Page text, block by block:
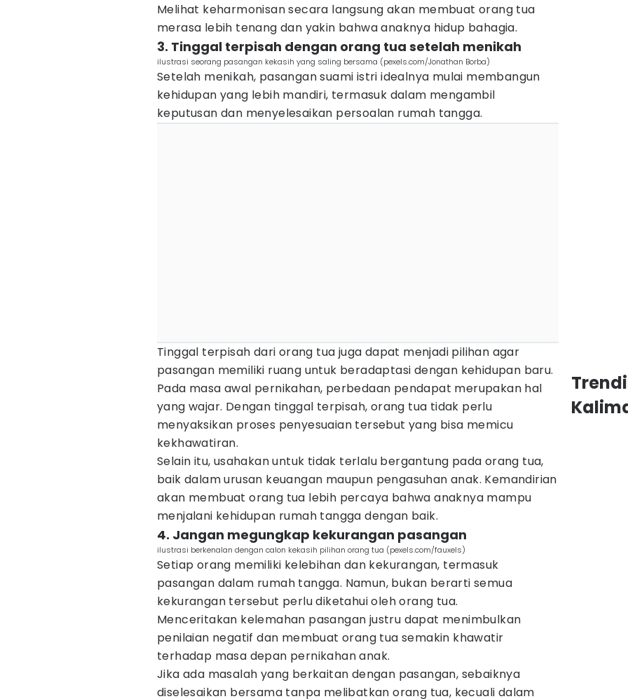
Melihat keharmonisan secara langsung akan membuat orang tua
merasa lebih tenang dan yakin bahwa anaknya hidup bahagia.
3. Tinggal terpisah dengan orang tua setelah menikah
ilustrasi seorang pasangan kekasih yang saling bersama (pexels.com/Jonathan Borba)
Setelah menikah, pasangan suami istri idealnya mulai membangun
kehidupan yang lebih mandiri, termasuk dalam mengambil
keputusan dan menyelesaikan persoalan rumah tangga.
Tinggal terpisah dari orang tua juga dapat menjadi pilihan agar
pasangan memiliki ruang untuk beradaptasi dengan kehidupan baru.
Pada masa awal pernikahan, perbedaan pendapat merupakan hal
yang wajar. Dengan tinggal terpisah, orang tua tidak perlu
menyaksikan proses penyesuaian tersebut yang bisa memicu
kekhawatiran.
Selain itu, usahakan untuk tidak terlalu bergantung pada orang tua,
baik dalam urusan keuangan maupun pengasuhan anak. Kemandirian
akan membuat orang tua lebih percaya bahwa anaknya mampu
menjalani kehidupan rumah tangga dengan baik.
4. Jangan megungkap kekurangan pasangan
ilustrasi berkenalan dengan calon kekasih pilihan orang tua (pexels.com/fauxels)
Setiap orang memiliki kelebihan dan kekurangan, termasuk
pasangan dalam rumah tangga. Namun, bukan berarti semua
kekurangan tersebut perlu diketahui oleh orang tua.
Menceritakan kelemahan pasangan justru dapat menimbulkan
penilaian negatif dan membuat orang tua semakin khawatir
terhadap masa depan pernikahan anak.
Jika ada masalah yang berkaitan dengan pasangan, sebaiknya
diselesaikan bersama tanpa melibatkan orang tua, kecuali dalam